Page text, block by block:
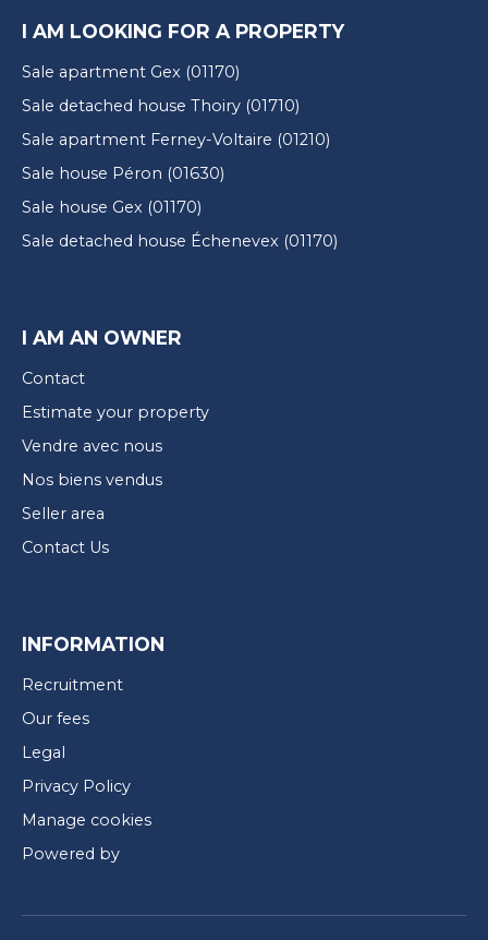
I AM LOOKING FOR A PROPERTY
Sale apartment Gex (01170)
Sale detached house Thoiry (01710)
Sale apartment Ferney-Voltaire (01210)
Sale house Péron (01630)
Sale house Gex (01170)
Sale detached house Échenevex (01170)
I AM AN OWNER
Contact
Estimate your property
Vendre avec nous
Nos biens vendus
Seller area
Contact Us
INFORMATION
Recruitment
Our fees
Legal
Privacy Policy
Manage cookies
Powered by